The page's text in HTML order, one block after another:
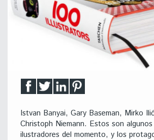
Istvan Banyai, Gary Baseman, Mirko
Christoph Niemann. Estos son
ilustradores del momento, y los